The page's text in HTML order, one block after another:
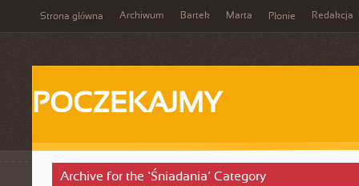
Strona główna Archiwum Bartek Marta Płonie Redakcja
POCZEKAJMY
Archive for the ‘Śniadania’ Category